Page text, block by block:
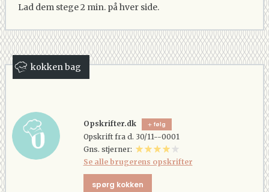
Lad dem stege 2 min. på hver side.
kokken bag
Opskrifter.dk følg
Opskrift fra d. 30/11--0001
Gns. stjerner:
Se alle brugerens opskrifter
spørg kokken